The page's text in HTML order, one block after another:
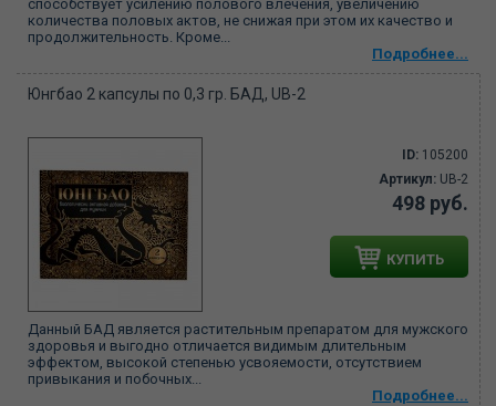
способствует усилению полового влечения, увеличению
количества половых актов, не снижая при этом их качество и
продолжительность. Кроме...
Подробнее...
Юнгбао 2 капсулы по 0,3 гр. БАД, UB-2
ID: 105200
Артикул: UB-2
498 руб.
КУПИТЬ
Данный БАД является растительным препаратом для мужского
здоровья и выгодно отличается видимым длительным
эффектом, высокой степенью усвояемости, отсутствием
привыкания и побочных...
Подробнее...